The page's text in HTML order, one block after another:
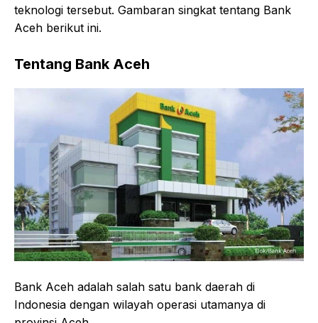
teknologi tersebut. Gambaran singkat tentang Bank
Aceh berikut ini.
Tentang Bank Aceh
Bank Aceh adalah salah satu bank daerah di
Indonesia dengan wilayah operasi utamanya di